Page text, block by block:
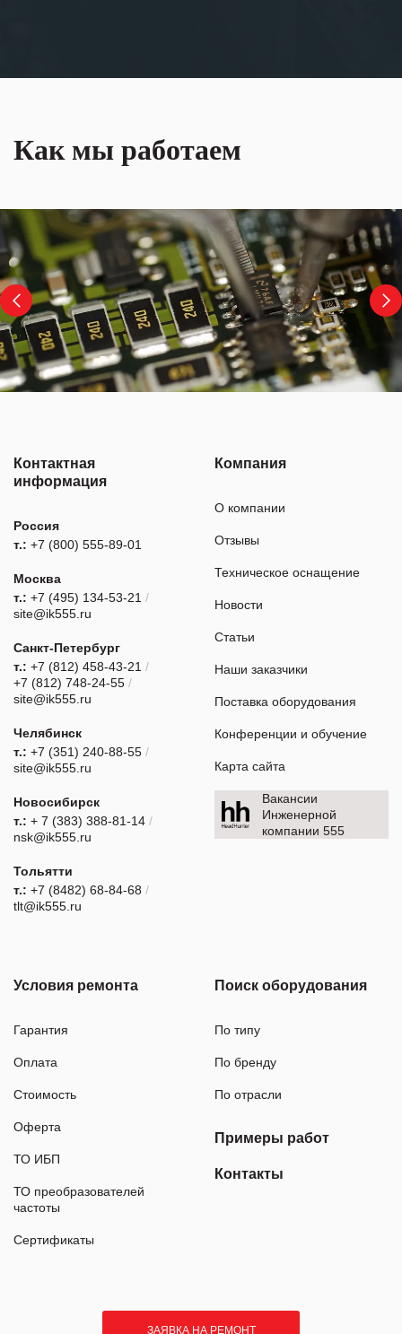
Как мы работаем
Контактная
информация
Россия
т.: +7 (800) 555-89-01
Москва
т.: +7 (495) 134-53-21 /
site@ik555.ru
Санкт-Петербург
т.: +7 (812) 458-43-21 /
+7 (812) 748-24-55 /
site@ik555.ru
Челябинск
т.: +7 (351) 240-88-55 /
site@ik555.ru
Новосибирск
т.: + 7 (383) 388-81-14 /
nsk@ik555.ru
Тольятти
т.: +7 (8482) 68-84-68 /
tlt@ik555.ru
Компания
О компании
Отзывы
Техническое оснащение
Новости
Статьи
Наши заказчики
Поставка оборудования
Конференции и обучение
Карта сайта
Вакансии
Инженерной
компании 555
Условия ремонта
Гарантия
Оплата
Стоимость
Оферта
ТО ИБП
ТО преобразователей
частоты
Сертификаты
Поиск оборудования
По типу
По бренду
По отрасли
Примеры работ
Контакты
ЗАЯВКА НА РЕМОНТ